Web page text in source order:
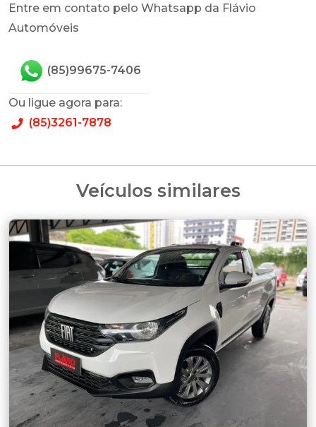
Entre em contato pelo Whatsapp da Flávio
Automóveis
(85)99675-7406
Ou ligue agora para:
(85)3261-7878
Veículos similares